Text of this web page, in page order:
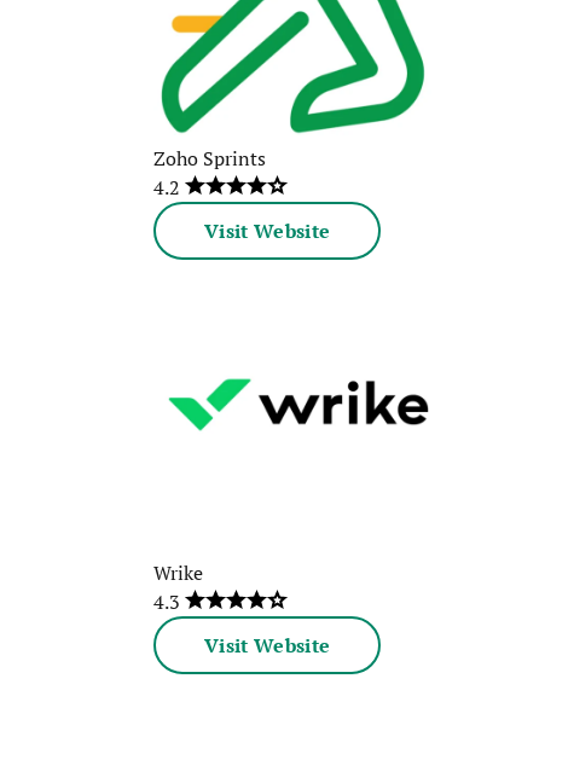
Zoho Sprints
4.2
Visit Website
Wrike
4.3
Visit Website